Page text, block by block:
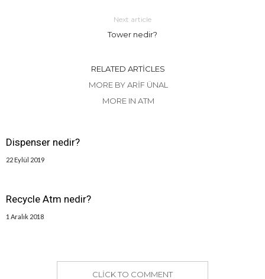
Next article
Tower nedir?
RELATED ARTICLES
MORE BY ARIF ÜNAL
MORE IN ATM
Dispenser nedir?
22 Eylül 2019
Recycle Atm nedir?
1 Aralık 2018
CLICK TO COMMENT